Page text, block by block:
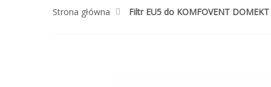
Strona główna Filtr EU5 do KOMFOVENT